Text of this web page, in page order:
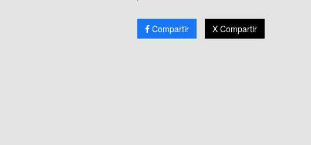
Compartir X Compartir